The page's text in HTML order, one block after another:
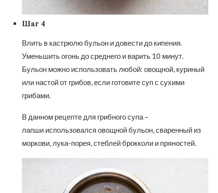
Шаг 4
Влить в кастрюлю бульон и довести до кипения.
Уменьшить огонь до среднего и варить 10 минут.
Бульон можно использовать любой: овощной, куриный
или настой от грибов, если готовите суп с сухими
грибами.
В данном рецепте для грибного супа –
лапши использовался овощной бульон, сваренный из
моркови, лука-порея, стеблей брокколи и пряностей.